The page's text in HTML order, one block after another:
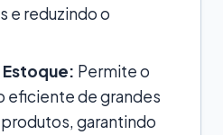
e reduzindo o
Permite o
eficiente de grandes
garantindo